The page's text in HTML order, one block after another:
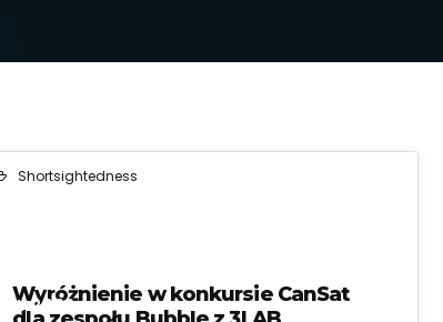
Shortsightedness
MAY 2023
Wyróżnienie w konkursie CanSat